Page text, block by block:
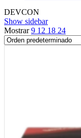
DEVCON
Show sidebar
Mostrar9 12 18 24